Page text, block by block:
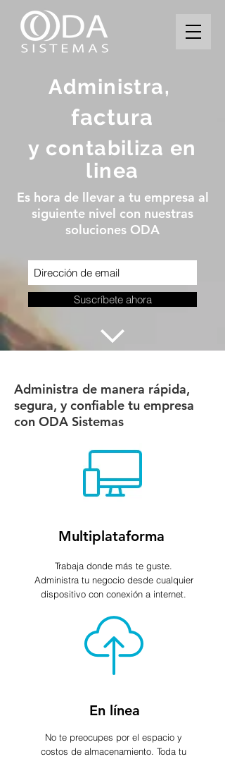
Administra,
factura
y contabiliza en
linea
Es hora de llevar a tu empresa al
siguiente nivel con nuestras
soluciones ODA
Suscríbete ahora
Administra de manera rápida,
segura, y confiable tu empresa
con ODA Sistemas
Multiplataforma
Trabaja donde más te guste.
Administra tu negocio desde cualquier
dispositivo con conexión a internet.
En línea
No te preocupes por el espacio y
costos de almacenamiento. Toda tu